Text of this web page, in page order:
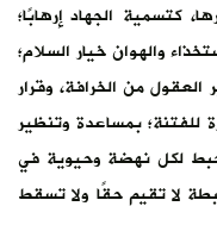
كتسمية الجهاد إرهابًا؛
والهوان خيار السلام؛
العقول من الخرافة، وقرار
للفتنة؛ بمساعدة وتنظير
لكل نهضة وحيوية في
لا تقيم حقًا ولا تسقط